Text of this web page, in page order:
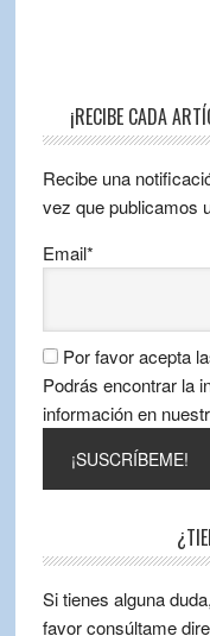
¡RECIBE CADA
Recibe una
vez que publicamos
Email*
Por favor acepta
Podrás encontrar la
información en
Si tienes alguna
favor consúltame